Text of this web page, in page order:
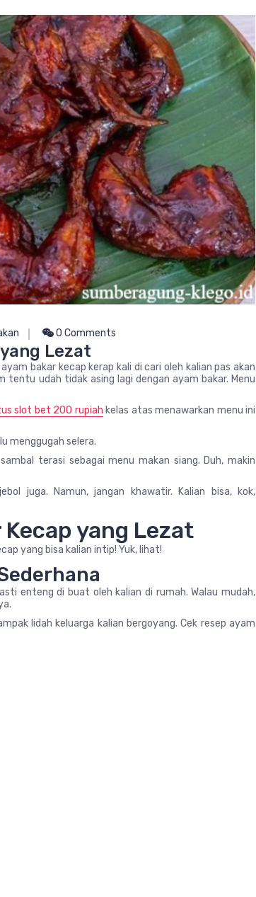
0 Comments
Lezat
ayam bakar kecap kerap kali di cari oleh kalian pas akan
tentu udah tidak asing lagi dengan ayam bakar. Menu
slot bet 200 rupiah kelas atas menawarkan menu ini
menggugah selera.
terasi sebagai menu makan siang. Duh, makin
juga. Namun, jangan khawatir. Kalian bisa, kok,
yang Lezat
yang bisa kalian intip! Yuk, lihat!
enteng di buat oleh kalian di rumah. Walau mudah,
lidah keluarga kalian bergoyang. Cek resep ayam